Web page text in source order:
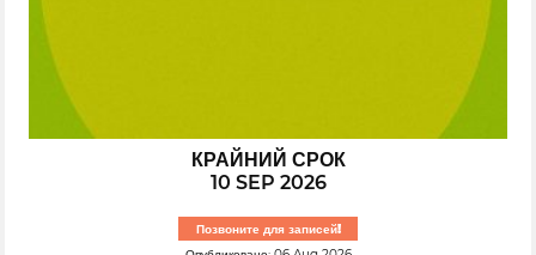
КРАЙНИЙ СРОК
10 SEP 2026
Позвоните для записей!